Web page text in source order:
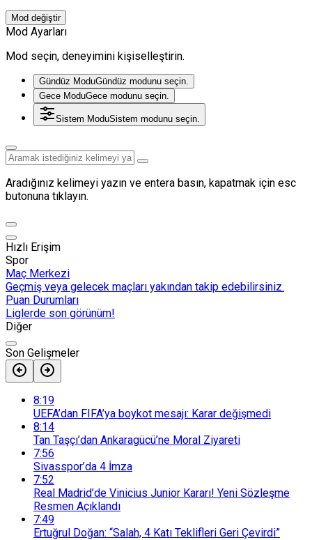
Mod değiştir
Mod Ayarları
Mod seçin, deneyimini kişiselleştirin.
Gündüz ModuGündüz modunu seçin.
Gece ModuGece modunu seçin.
Sistem ModuSistem modunu seçin.
Aradığınız kelimeyi yazın ve entera basın, kapatmak için esc
butonuna tıklayın.
Hızlı Erişim
Spor
Maç Merkezi
Geçmiş veya gelecek maçları yakından takip edebilirsiniz.
Puan Durumları
Liglerde son görünüm!
Diğer
Son Gelişmeler
8:19
UEFA’dan FIFA’ya boykot mesajı: Karar değişmedi
8:14
Tan Taşçı’dan Ankaragücü’ne Moral Ziyareti
7:56
Sivasspor’da 4 İmza
7:52
Real Madrid’de Vinicius Junior Kararı! Yeni Sözleşme
Resmen Açıklandı
7:49
Ertuğrul Doğan: “Salah, 4 Katı Teklifleri Geri Çevirdi”